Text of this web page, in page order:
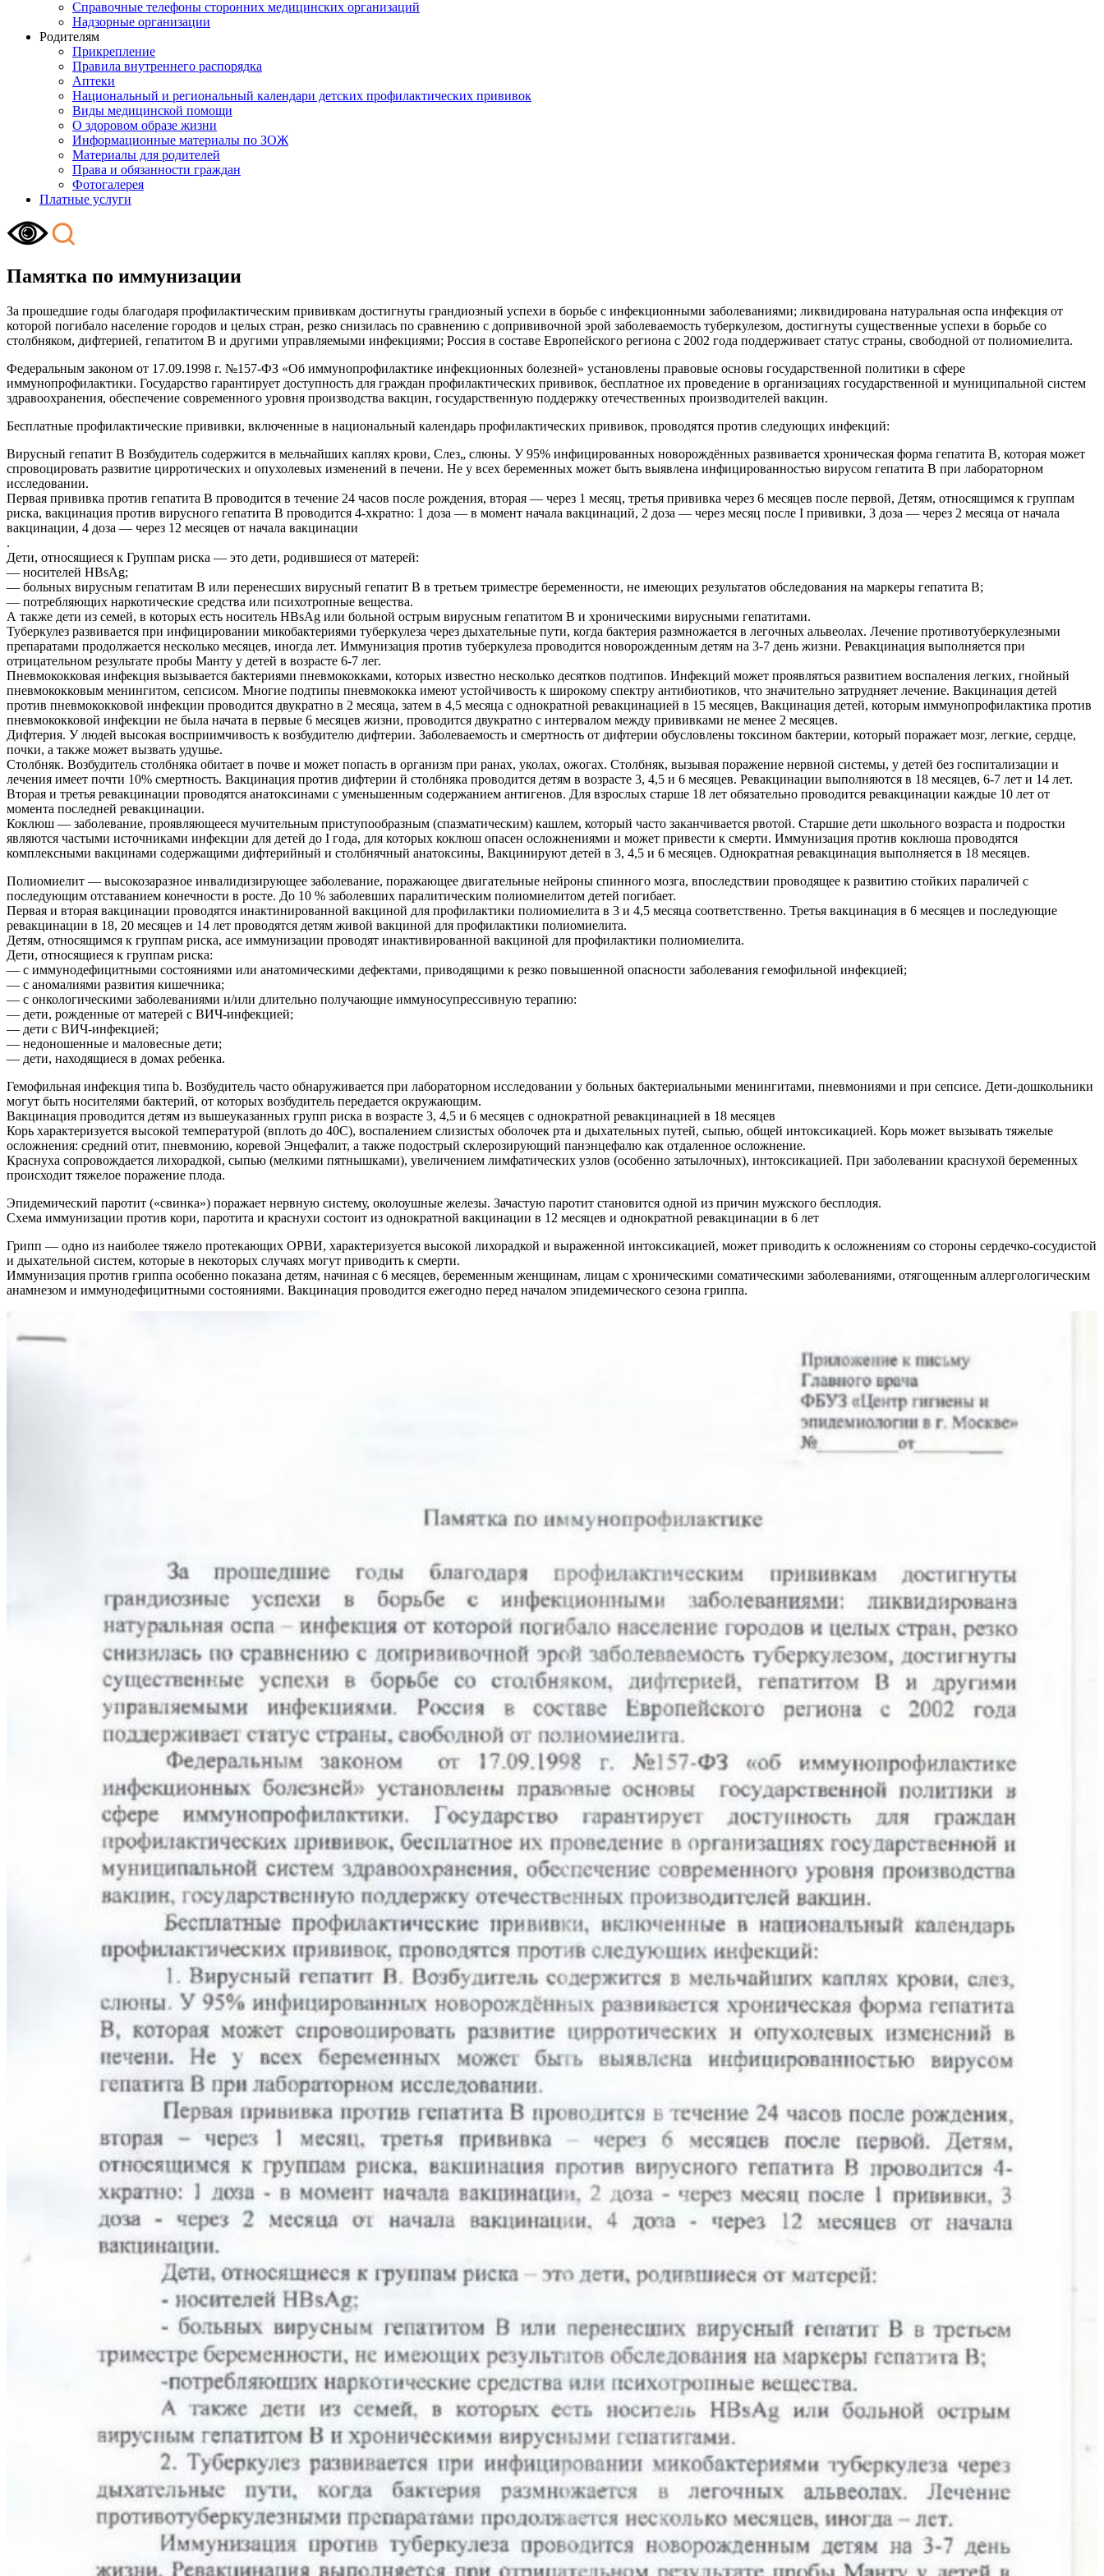
Справочные телефоны сторонних медицинских организаций
Надзорные организации
Родителям
Прикрепление
Правила внутреннего распорядка
Аптеки
Национальный и региональный календари детских профилактических прививок
Виды медицинской помощи
О здоровом образе жизни
Информационные материалы по ЗОЖ
Материалы для родителей
Права и обязанности граждан
Фотогалерея
Платные услуги
Памятка по иммунизации
За прошедшие годы благодаря профилактическим прививкам достигнуты грандиозный успехи в борьбе с инфекционными заболеваниями; ликвидирована натуральная оспа инфекция от
которой погибало население городов и целых стран, резко снизилась по сравнению с допрививочной эрой заболеваемость туберкулезом, достигнуты существенные успехи в борьбе со
столбняком, дифтерией, гепатитом В и другими управляемыми инфекциями; Россия в составе Европейского региона с 2002 года поддерживает статус страны, свободной от полиомиелита.
Федеральным законом от 17.09.1998 г. №157-ФЗ «Об иммунопрофилактике инфекционных болезней» установлены правовые основы государственной политики в сфере
иммунопрофилактики. Государство гарантирует доступность для граждан профилактических прививок, бесплатное их проведение в организациях государственной и муниципальной систем
здравоохранения, обеспечение современного уровня производства вакцин, государственную поддержку отечественных производителей вакцин.
Бесплатные профилактические прививки, включенные в национальный календарь профилактических прививок, проводятся против следующих инфекций:
Вирусный гепатит В Возбудитель содержится в мельчайших каплях крови, Слез„ слюны. У 95% инфицированных новорождённых развивается хроническая форма гепатита В, которая может
спровоцировать развитие цирротических и опухолевых изменений в печени. Не у всех беременных может быть выявлена инфицированностью вирусом гепатита В при лабораторном
исследовании.
Первая прививка против гепатита В проводится в течение 24 часов после рождения, вторая — через 1 месяц, третья прививка через 6 месяцев после первой, Детям, относящимся к группам
риска, вакцинация против вирусного гепатита В проводится 4-хкратно: 1 доза — в момент начала вакцинаций, 2 доза — через месяц после I прививки, 3 доза — через 2 месяца от начала
вакцинации, 4 доза — через 12 месяцев от начала вакцинации
.
Дети, относящиеся к Группам риска — это дети, родившиеся от матерей:
— носителей HBsAg;
— больных вирусным гепатитам В или перенесших вирусный гепатит В в третьем триместре беременности, не имеющих результатов обследования на маркеры гепатита В;
— потребляющих наркотические средства или психотропные вещества.
А также дети из семей, в которых есть носитель HBsAg или больной острым вирусным гепатитом В и хроническими вирусными гепатитами.
Туберкулез развивается при инфицировании микобактериями туберкулеза через дыхательные пути, когда бактерия размножается в легочных альвеолах. Лечение противотуберкулезными
препаратами продолжается несколько месяцев, иногда лет. Иммунизация против туберкулеза проводится новорожденным детям на 3-7 день жизни. Ревакцинация выполняется при
отрицательном результате пробы Манту у детей в возрасте 6-7 лег.
Пневмококковая инфекция вызывается бактериями пневмококками, которых известно несколько десятков подтипов. Инфекций может проявляться развитием воспаления легких, гнойный
пневмококковым менингитом, сепсисом. Многие подтипы пневмококка имеют устойчивость к широкому спектру антибиотиков, что значительно затрудняет лечение. Вакцинация детей
против пневмококковой инфекции проводится двукратно в 2 месяца, затем в 4,5 месяца с однократной ревакцинацией в 15 месяцев, Вакцинация детей, которым иммунопрофилактика против
пневмококковой инфекции не была начата в первые 6 месяцев жизни, проводится двукратно с интервалом между прививками не менее 2 месяцев.
Дифтерия. У людей высокая восприимчивость к возбудителю дифтерии. Заболеваемость и смертность от дифтерии обусловлены токсином бактерии, который поражает мозг, легкие, сердце,
почки, а также может вызвать удушье.
Столбняк. Возбудитель столбняка обитает в почве и может попасть в организм при ранах, уколах, ожогах. Столбняк, вызывая поражение нервной системы, у детей без госпитализации и
лечения имеет почти 10% смертность. Вакцинация против дифтерии й столбняка проводится детям в возрасте 3, 4,5 и 6 месяцев. Ревакцинации выполняются в 18 месяцев, 6-7 лет и 14 лет.
Вторая и третья ревакцинации проводятся анатоксинами с уменьшенным содержанием антигенов. Для взрослых старше 18 лет обязательно проводится ревакцинации каждые 10 лет от
момента последней ревакцинации.
Коклюш — заболевание, проявляющееся мучительным приступообразным (спазматическим) кашлем, который часто заканчивается рвотой. Старшие дети школьного возраста и подростки
являются частыми источниками инфекции для детей до I года, для которых коклюш опасен осложнениями и может привести к смерти. Иммунизация против коклюша проводятся
комплексными вакцинами содержащими дифтерийный и столбнячный анатоксины, Вакцинируют детей в 3, 4,5 и 6 месяцев. Однократная ревакцинация выполняется в 18 месяцев.
Полиомиелит — высокозаразное инвалидизирующее заболевание, поражающее двигательные нейроны спинного мозга, впоследствии проводящее к развитию стойких параличей с
последующим отставанием конечности в росте. До 10 % заболевших паралитическим полиомиелитом детей погибает.
Первая и вторая вакцинации проводятся инактинированной вакциной для профилактики полиомиелита в 3 и 4,5 месяца соответственно. Третья вакцинация в 6 месяцев и последующие
ревакцинации в 18, 20 месяцев и 14 лет проводятся детям живой вакциной для профилактики полиомиелита.
Детям, относящимся к группам риска, асе иммунизации проводят инактивированной вакциной для профилактики полиомиелита.
Дети, относящиеся к группам риска:
— с иммунодефицитными состояниями или анатомическими дефектами, приводящими к резко повышенной опасности заболевания гемофильной инфекцией;
— с аномалиями развития кишечника;
— с онкологическими заболеваниями и/или длительно получающие иммуносупрессивную терапию:
— дети, рожденные от матерей с ВИЧ-инфекцией;
— дети с ВИЧ-инфекцией;
— недоношенные и маловесные дети;
— дети, находящиеся в домах ребенка.
Гемофильная инфекция типа b. Возбудитель часто обнаруживается при лабораторном исследовании у больных бактериальными менингитами, пневмониями и при сепсисе. Дети-дошкольники
могут быть носителями бактерий, от которых возбудитель передается окружающим.
Вакцинация проводится детям из вышеуказанных групп риска в возрасте 3, 4,5 и 6 месяцев с однократной ревакцинацией в 18 месяцев
Корь характеризуется высокой температурой (вплоть до 40C), воспалением слизистых оболочек рта и дыхательных путей, сыпью, общей интоксикацией. Корь может вызывать тяжелые
осложнения: средний отит, пневмонию, коревой Энцефалит, а также подострый склерозирующий панэнцефалю как отдаленное осложнение.
Краснуха сопровождается лихорадкой, сыпью (мелкими пятнышками), увеличением лимфатических узлов (особенно затылочных), интоксикацией. При заболевании краснухой беременных
происходит тяжелое поражение плода.
Эпидемический паротит («свинка») поражает нервную систему, околоушные железы. Зачастую паротит становится одной из причин мужского бесплодия.
Схема иммунизации против кори, паротита и краснухи состоит из однократной вакцинации в 12 месяцев и однократной ревакцинации в 6 лет
Грипп — одно из наиболее тяжело протекающих ОРВИ, характеризуется высокой лихорадкой и выраженной интоксикацией, может приводить к осложнениям со стороны сердечко-сосудистой
и дыхательной систем, которые в некоторых случаях могут приводить к смерти.
Иммунизация против гриппа особенно показана детям, начиная с 6 месяцев, беременным женщинам, лицам с хроническими соматическими заболеваниями, отягощенным аллергологическим
анамнезом и иммунодефицитными состояниями. Вакцинация проводится ежегодно перед началом эпидемического сезона гриппа.